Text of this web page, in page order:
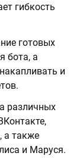
гибкость
готовых
бота, а
и
различных
а также
и Маруся.